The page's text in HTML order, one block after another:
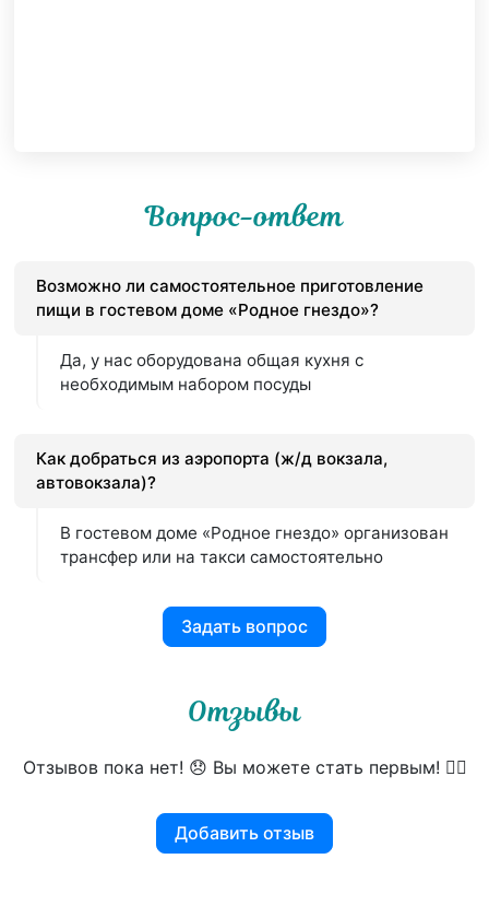
Вопрос-ответ
Возможно ли самостоятельное приготовление
пищи в гостевом доме «Родное гнездо»?
Да, у нас оборудована общая кухня с
необходимым набором посуды
Как добраться из аэропорта (ж/д вокзала,
автовокзала)?
В гостевом доме «Родное гнездо» организован
трансфер или на такси самостоятельно
Задать вопрос
Отзывы
Отзывов пока нет! 😞 Вы можете стать первым! 👍🏻
Добавить отзыв